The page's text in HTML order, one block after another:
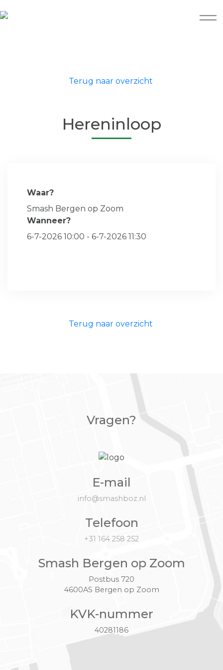
Terug naar overzicht
Hereninloop
Waar?
Smash Bergen op Zoom
Wanneer?
6-7-2026 10:00 - 6-7-2026 11:30
Terug naar overzicht
Vragen?
E-mail
info@smashboz.nl
Telefoon
+31 164 258 252
Smash Bergen op Zoom
Postbus 720
4600AS Bergen op Zoom
KVK-nummer
40281186